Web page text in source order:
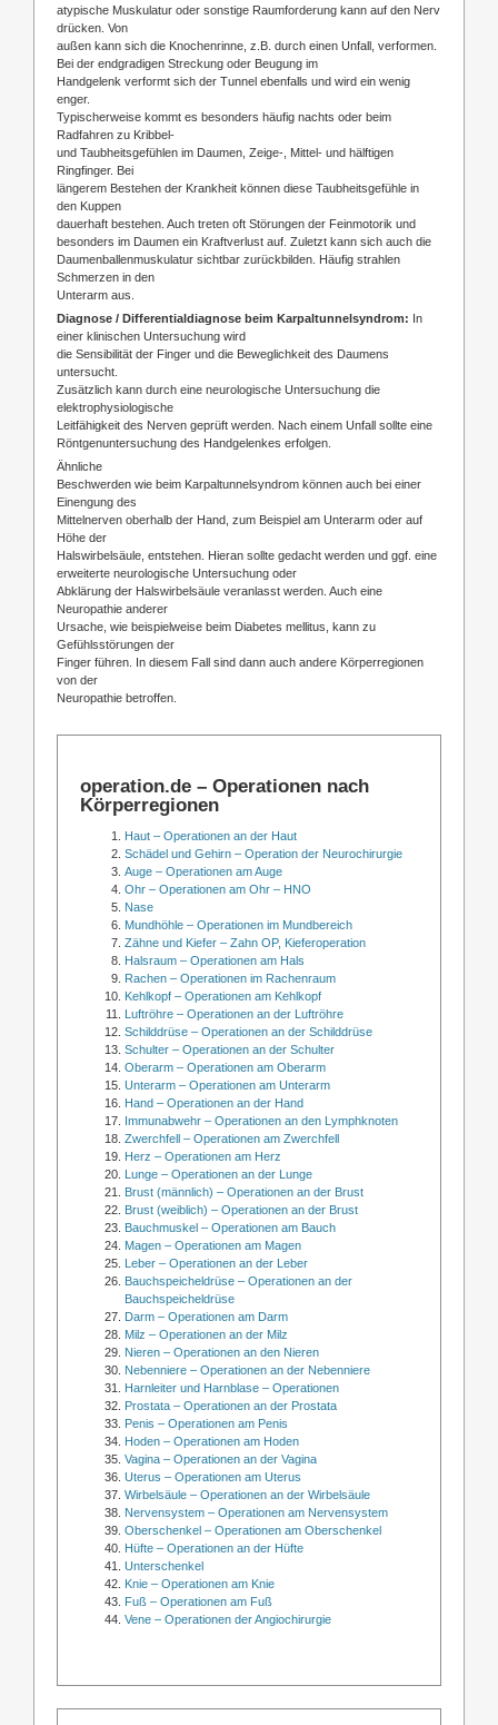
atypische Muskulatur oder sonstige Raumforderung kann auf den Nerv
drücken. Von
außen kann sich die Knochenrinne, z.B. durch einen Unfall, verformen.
Bei der endgradigen Streckung oder Beugung im
Handgelenk verformt sich der Tunnel ebenfalls und wird ein wenig
enger.
Typischerweise kommt es besonders häufig nachts oder beim
Radfahren zu Kribbel-
und Taubheitsgefühlen im Daumen, Zeige-, Mittel- und hälftigen
Ringfinger. Bei
längerem Bestehen der Krankheit können diese Taubheitsgefühle in
den Kuppen
dauerhaft bestehen. Auch treten oft Störungen der Feinmotorik und
besonders im Daumen ein Kraftverlust auf. Zuletzt kann sich auch die
Daumenballenmuskulatur sichtbar zurückbilden. Häufig strahlen
Schmerzen in den
Unterarm aus.
Diagnose / Differentialdiagnose beim Karpaltunnelsyndrom: In
einer klinischen Untersuchung wird
die Sensibilität der Finger und die Beweglichkeit des Daumens
untersucht.
Zusätzlich kann durch eine neurologische Untersuchung die
elektrophysiologische
Leitfähigkeit des Nerven geprüft werden. Nach einem Unfall sollte eine
Röntgenuntersuchung des Handgelenkes erfolgen.
Ähnliche
Beschwerden wie beim Karpaltunnelsyndrom können auch bei einer
Einengung des
Mittelnerven oberhalb der Hand, zum Beispiel am Unterarm oder auf
Höhe der
Halswirbelsäule, entstehen. Hieran sollte gedacht werden und ggf. eine
erweiterte neurologische Untersuchung oder
Abklärung der Halswirbelsäule veranlasst werden. Auch eine
Neuropathie anderer
Ursache, wie beispielweise beim Diabetes mellitus, kann zu
Gefühlsstörungen der
Finger führen. In diesem Fall sind dann auch andere Körperregionen
von der
Neuropathie betroffen.
operation.de – Operationen nach
Körperregionen
Haut – Operationen an der Haut
Schädel und Gehirn – Operation der Neurochirurgie
Auge – Operationen am Auge
Ohr – Operationen am Ohr – HNO
Nase
Mundhöhle – Operationen im Mundbereich
Zähne und Kiefer – Zahn OP, Kieferoperation
Halsraum – Operationen am Hals
Rachen – Operationen im Rachenraum
Kehlkopf – Operationen am Kehlkopf
Luftröhre – Operationen an der Luftröhre
Schilddrüse – Operationen an der Schilddrüse
Schulter – Operationen an der Schulter
Oberarm – Operationen am Oberarm
Unterarm – Operationen am Unterarm
Hand – Operationen an der Hand
Immunabwehr – Operationen an den Lymphknoten
Zwerchfell – Operationen am Zwerchfell
Herz – Operationen am Herz
Lunge – Operationen an der Lunge
Brust (männlich) – Operationen an der Brust
Brust (weiblich) – Operationen an der Brust
Bauchmuskel – Operationen am Bauch
Magen – Operationen am Magen
Leber – Operationen an der Leber
Bauchspeicheldrüse – Operationen an der
Bauchspeicheldrüse
Darm – Operationen am Darm
Milz – Operationen an der Milz
Nieren – Operationen an den Nieren
Nebenniere – Operationen an der Nebenniere
Harnleiter und Harnblase – Operationen
Prostata – Operationen an der Prostata
Penis – Operationen am Penis
Hoden – Operationen am Hoden
Vagina – Operationen an der Vagina
Uterus – Operationen am Uterus
Wirbelsäule – Operationen an der Wirbelsäule
Nervensystem – Operationen am Nervensystem
Oberschenkel – Operationen am Oberschenkel
Hüfte – Operationen an der Hüfte
Unterschenkel
Knie – Operationen am Knie
Fuß – Operationen am Fuß
Vene – Operationen der Angiochirurgie